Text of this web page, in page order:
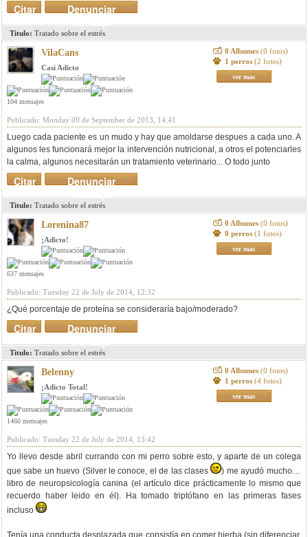
Denunciar
mensaje
Citar
Titulo: Tratado sobre el estrés
VilaCans
Casi Adicto
104 mensajes
0 Albumes (0 fotos)
1 perros (2 fotos)
ver mas
Publicado: Monday 09 de September de 2013, 14:41
Luego cada paciente es un mudo y hay que amoldarse despues a cada uno. A
algunos les funcionará mejor la intervención nutricional, a otros el potenciarles
la calma, algunos necesitarán un tratamiento veterinario... O todo junto
Denunciar
mensaje
Citar
Titulo: Tratado sobre el estrés
Lorenina87
¡Adicto!
637 mensajes
0 Albumes (0 fotos)
0 perros (1 fotos)
ver mas
Publicado: Tuesday 22 de July de 2014, 12:32
¿Qué porcentaje de proteína se consideraría bajo/moderado?
Denunciar
mensaje
Citar
Titulo: Tratado sobre el estrés
Belenny
¡Adicto Total!
1460 mensajes
0 Albumes (0 fotos)
1 perros (4 fotos)
ver mas
Publicado: Tuesday 22 de July de 2014, 13:42
Yo llevo desde abril currando con mi perro sobre esto, y aparte de un colega
que sabe un huevo (Silver le conoce, el de las clases
) me ayudó mucho el
libro de neuropsicología canina (el artículo dice prácticamente lo mismo que
recuerdo haber leido en él). Ha tomado triptófano en las primeras fases
incluso
Tenía una conducta desplazada que consistía en comer hierba (sin diferenciar,